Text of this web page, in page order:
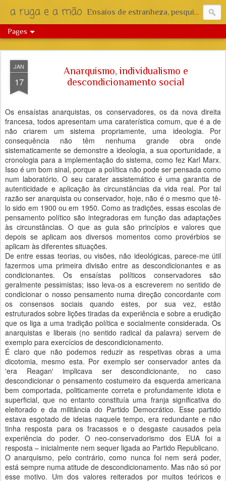
a ruga e a mão Ensaios de estranheza, pesquisa e reflexão.
Pages
JAN
17
Anarquismo, individualismo e
descondicionamento social
Os ensaístas anarquistas, os conservadores, os da nova direita
francesa, todos apresentam uma caraterística comum, que é a de
não criarem um sistema propriamente, uma ideologia. Por
consequência não têm nenhuma grande obra onde
sistematicamente se demonstre a ideologia, a sua oportunidade, a
cronologia para a implementação do sistema, como fez Karl Marx.
Isso é um bom sinal, porque a política não pode ser pensada como
num laboratório. O seu carater assistemático é uma garantia de
autenticidade e aplicação às circunstâncias da vida real. Por tal
razão ser anarquista ou conservador, hoje, não é o mesmo que tê-
lo sido em 1900 ou em 1950. Como as tradições, essas escolas de
pensamento político são integradoras em função das adaptações
às circunstâncias. O que as guia são princípios e valores que
depois se aplicam aos diversos momentos como provérbios se
aplicam às diferentes situações.
De entre essas teorias, ou visões, não ideológicas, parece-me útil
fazermos uma primeira divisão entre as descondicionantes e as
condicionantes. Os ensaístas políticos conservadores são
geralmente pessimistas; isso leva-os a escreverem no sentido de
condicionar o nosso pensamento numa direção concordante com
os consensos sociais quando estes, por sua vez, estão
estruturados sobre lições tiradas da experiência e sobre a erudição
que os liga a uma tradição política e socialmente considerada. Os
anarquistas e liberais (no sentido radical da palavra) servem de
exemplo para exercícios de descondicionamento.
É claro que não podemos reduzir as respetivas obras a uma
dicotomia, mesmo esta. Por exemplo ser conservador antes da
'era Reagan' implicava ser descondicionante, no caso
descondicionar o pensamento costumeiro da esquerda americana
bem comportada, politicamente correta e profundamente idiota e
superficial, que no entanto constituía uma franja significativa do
eleitorado e da militância do Partido Democrático. Esse partido
estava esgotado de ideias naquele tempo, era redundante e não
tinha resposta para os fracassos e o desgaste causados pela
experiência do poder. O neo-conservadorismo dos EUA foi a
resposta – inicialmente nem sequer ligada ao Partido Republicano.
O anarquismo, pelo contrário, como nunca foi nem será poder,
está sempre numa atitude de descondicionamento. Mas não só por
esse motivo. Um dos valores reiterados por muitos teóricos e